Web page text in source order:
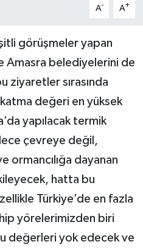
A- A+
görüşmeler yapan
Amasra belediyelerini de
ziyaretler sırasında
değeri en yüksek
yapılacak termik
çevreye değil,
ormancılığa dayanan
hatta bu
Türkiye’de en fazla
yörelerimizden biri
değerleri yok edecek ve